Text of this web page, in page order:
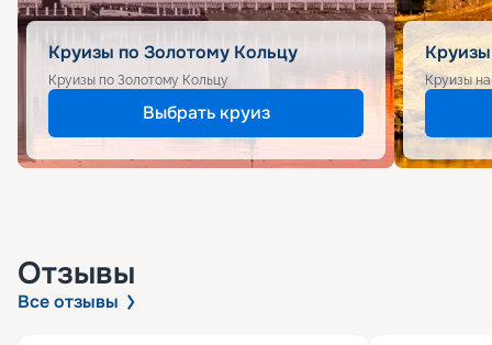
Круизы по Золотому Кольцу
Круизы по Золотому Кольцу
Выбрать круиз
Круизы
Отзывы
Все отзывы